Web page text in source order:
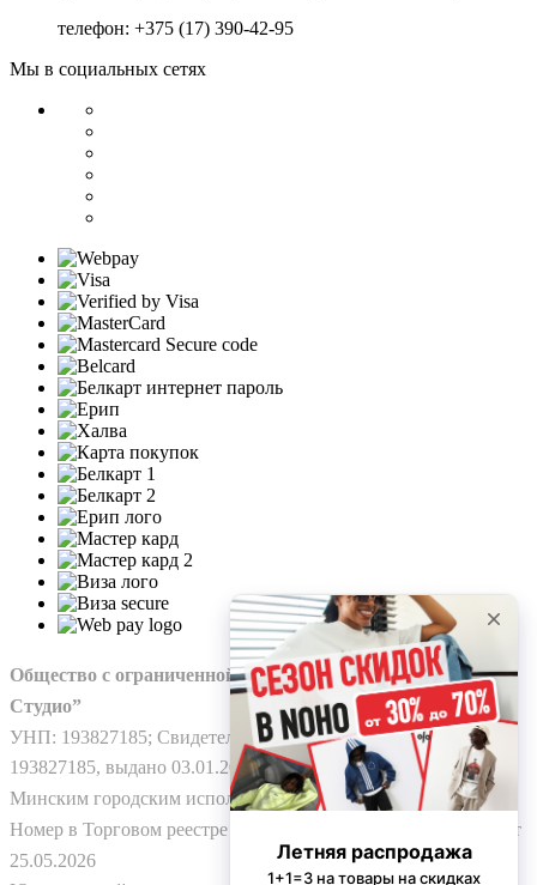
телефон: +375 (17) 390-42-95
Мы в социальных сетях
Общество с ограниченной ответственностью “Нохо
Студио”
УНП: 193827185; Свидетельство о гос. регистрации №
193827185, выдано 03.01.2025
Минским городским исполнительным комитетом.
Номер в Торговом реестре Республики Беларусь: № 778224 от
25.05.2026